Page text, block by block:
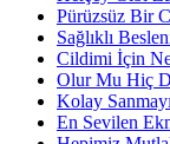
Pürüzsüz Bir
Sağlıklı
Cildimi İçin Ne
Olur Mu Hiç
Kolay
En Sevilen